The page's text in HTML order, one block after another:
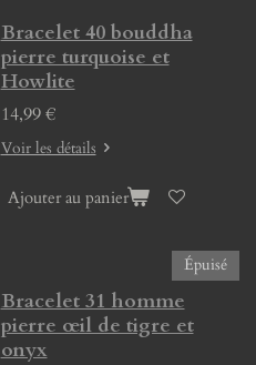
Bracelet 40 bouddha
pierre turquoise et
Howlite
14,99 €
Voir les détails
Ajouter au panier
Épuisé
Bracelet 31 homme
pierre œil de tigre et
onyx